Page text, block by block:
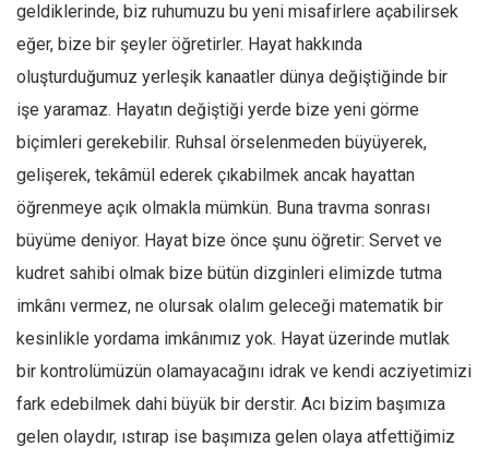
geldiklerinde, biz ruhumuzu bu yeni misafirlere açabilirsek
eğer, bize bir şeyler öğretirler. Hayat hakkında
oluşturduğumuz yerleşik kanaatler dünya değiştiğinde bir
işe yaramaz. Hayatın değiştiği yerde bize yeni görme
biçimleri gerekebilir. Ruhsal örselenmeden büyüyerek,
gelişerek, tekâmül ederek çıkabilmek ancak hayattan
öğrenmeye açık olmakla mümkün. Buna travma sonrası
büyüme deniyor. Hayat bize önce şunu öğretir: Servet ve
kudret sahibi olmak bize bütün dizginleri elimizde tutma
imkânı vermez, ne olursak olalım geleceği matematik bir
kesinlikle yordama imkânımız yok. Hayat üzerinde mutlak
bir kontrolümüzün olamayacağını idrak ve kendi acziyetimizi
fark edebilmek dahi büyük bir derstir. Acı bizim başımıza
gelen olaydır, ıstırap ise başımıza gelen olaya atfettiğimiz